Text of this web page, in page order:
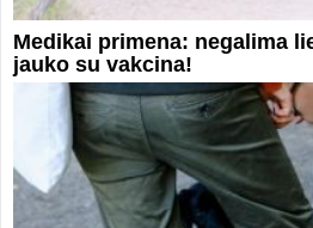
Medikai primena: negalima
jauko su vakcina!